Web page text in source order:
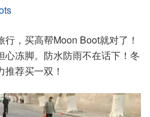
，买高帮Moon Boot就对了！
心冻脚。防水防雨不在话下！冬
荐买一双！